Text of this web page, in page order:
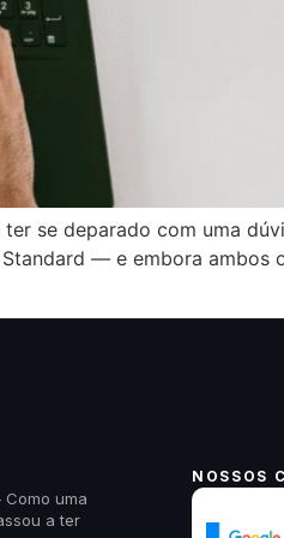
se deparado com uma
— e embora ambos
uma
a ter
NOSSOS